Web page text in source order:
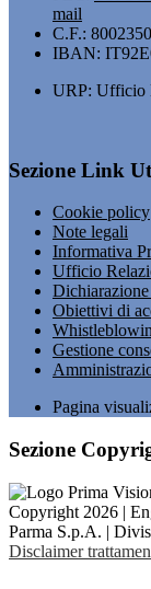
mail
C.F.:
IBAN:
URP: Ufficio
Sezione Link
Cookie policy
Note legali
Informativa
Ufficio
Obiettivi di
Gestione
Pagina
Sezione
Copyright 2026 |
Parma S.p.A. |
Disclaimer